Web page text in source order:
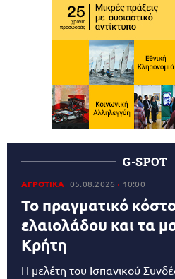
G-SPOT
ΑΓΡΟΤΙΚΑ 05.08.2026 10:00
Το πραγματικό
ελαιολάδου και τα
Κρήτη
Η μελέτη του Ισπανικού